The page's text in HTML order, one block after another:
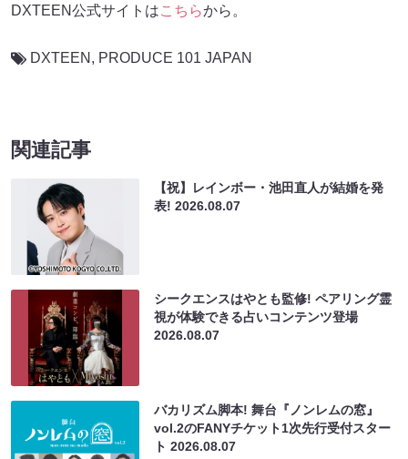
DXTEEN公式サイトはこちらから。
DXTEEN , PRODUCE 101 JAPAN
関連記事
【祝】レインボー・池田直人が結婚を発
表!2026.08.07
シークエンスはやとも監修! ペアリング霊
視が体験できる占いコンテンツ登場
2026.08.07
バカリズム脚本! 舞台『ノンレムの窓』
vol.2のFANYチケット1次先行受付スター
ト2026.08.07